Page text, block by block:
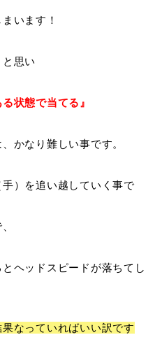
います！
思い
状態で当てる 』
かなり難しい事です。
）を追い越していく事で
ヘッドスピードが落ちてし
なっていればいい訳です